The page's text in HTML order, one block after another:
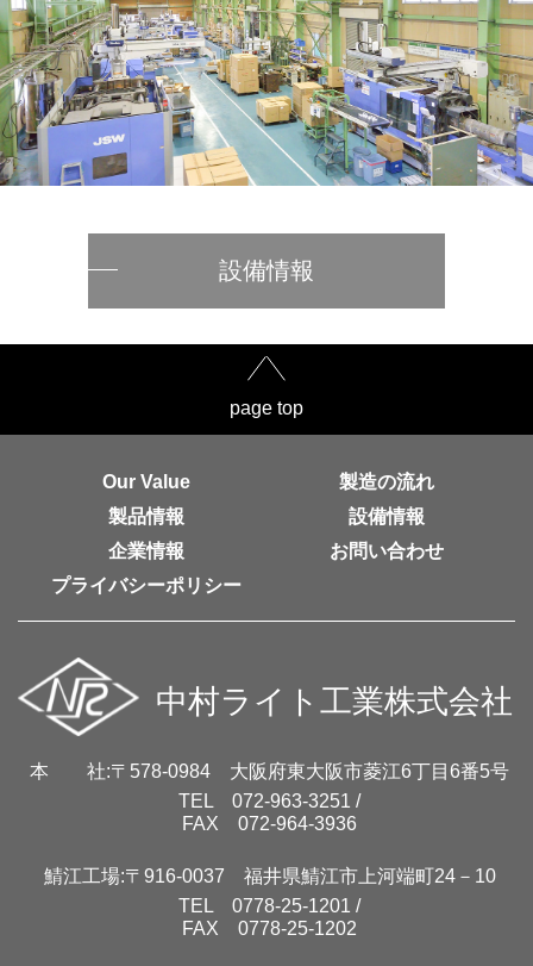
設備情報
page top
Our Value
製造の流れ
製品情報
設備情報
企業情報
お問い合わせ
プライバシーポリシー
本 社:〒578-0984 大阪府東大阪市菱江6丁目6番5号
TEL 072-963-3251 /
FAX 072-964-3936
鯖江工場:〒916-0037 福井県鯖江市上河端町24－10
TEL 0778-25-1201 /
FAX 0778-25-1202